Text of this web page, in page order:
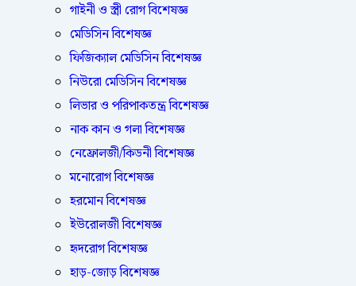
গাইনী ও স্ত্রী রোগ বিশেষজ্ঞ
মেডিসিন বিশেষজ্ঞ
ফিজিক্যাল মেডিসিন বিশেষজ্ঞ
নিউরো মেডিসিন বিশেষজ্ঞ
লিভার ও পরিপাকতন্ত্র বিশেষজ্ঞ
নাক কান ও গলা বিশেষজ্ঞ
নেফ্রোলজী/কিডনী বিশেষজ্ঞ
মনোরোগ বিশেষজ্ঞ
হরমোন বিশেষজ্ঞ
ইউরোলজী বিশেষজ্ঞ
হৃদরোগ বিশেষজ্ঞ
হাড়-জোড় বিশেষজ্ঞ